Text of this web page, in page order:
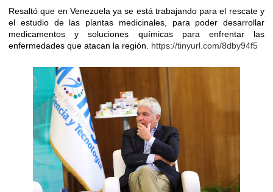
Resaltó que en Venezuela ya se está trabajando para el rescate y
el estudio de las plantas medicinales, para poder desarrollar
medicamentos y soluciones químicas para enfrentar las
enfermedades que atacan la región. https://tinyurl.com/8dby94f5